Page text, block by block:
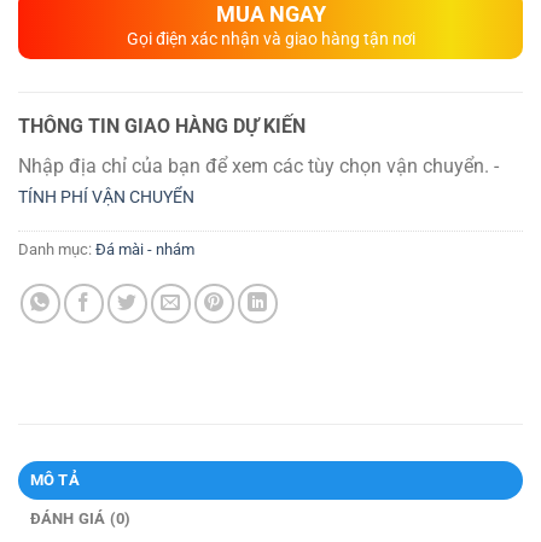
MUA NGAY
Gọi điện xác nhận và giao hàng tận nơi
THÔNG TIN GIAO HÀNG DỰ KIẾN
Nhập địa chỉ của bạn để xem các tùy chọn vận chuyển. -
TÍNH PHÍ VẬN CHUYỂN
Danh mục: Đá mài - nhám
MÔ TẢ
ĐÁNH GIÁ (0)